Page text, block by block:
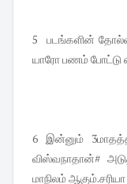
5 படங்களின்
யாரோ பணம் போட்டு
6 இன்னும்
விஸ்வநாதான்#
மாநிலம் ஆகும்.சரியா